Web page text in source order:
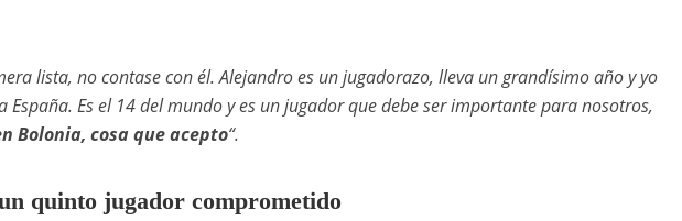
lista, no contase con él. Alejandro es un jugadorazo, lleva un grandísimo año y yo
Es el 14 del mundo y es un jugador que debe ser importante para nosotros,
Bolonia, cosa que acepto“.
quinto jugador comprometido